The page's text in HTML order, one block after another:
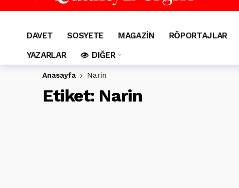
DAVET SOSYETE MAGAZİN RÖPORTAJLAR
YAZARLAR
DIĞER
Anasayfa Narin
Etiket: Narin